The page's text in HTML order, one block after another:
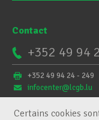
Contact
+352 49 94
+352 49 94 24 - 249
infocenter@lcgb.lu
Certains cookies